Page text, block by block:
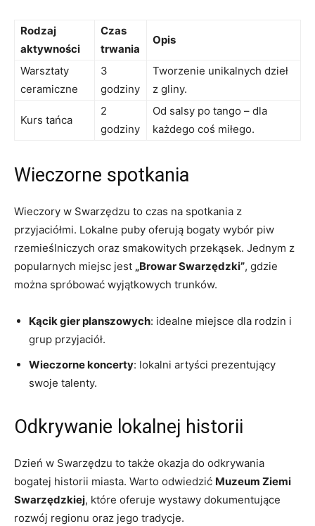
Rodzaj
aktywności
Czas
trwania
Opis
Warsztaty
ceramiczne
3
godziny
Tworzenie unikalnych dzieł
z gliny.
Kurs tańca
2
godziny
Od salsy po tango – dla
każdego coś miłego.
Wieczorne spotkania
Wieczory w Swarzędzu to czas na spotkania z
przyjaciółmi. Lokalne puby oferują bogaty wybór piw
rzemieślniczych oraz smakowitych przekąsek. Jednym z
popularnych miejsc jest „Browar Swarzędzki”, gdzie
można spróbować wyjątkowych trunków.
Kącik gier planszowych: idealne miejsce dla rodzin i
grup przyjaciół.
Wieczorne koncerty: lokalni artyści prezentujący
swoje talenty.
Odkrywanie lokalnej historii
Dzień w Swarzędzu to także okazja do odkrywania
bogatej historii miasta. Warto odwiedzić Muzeum Ziemi
Swarzędzkiej, które oferuje wystawy dokumentujące
rozwój regionu oraz jego tradycje.